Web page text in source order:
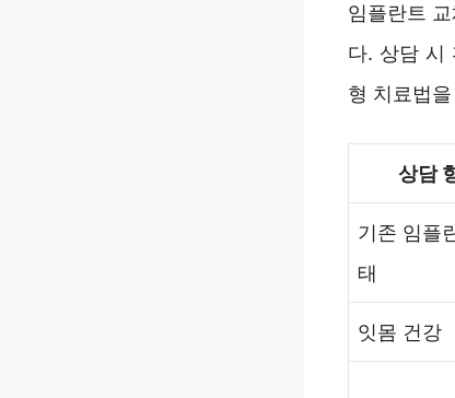
임플란트
다. 상담 시
형 치료법
상담
기존 임플
태
잇몸 건강